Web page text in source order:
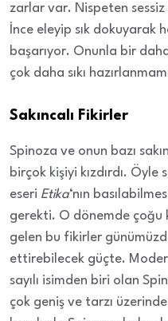
zarlar var. Nispeten sessiz
İnce eleyip sık
başarıyor. Onunla bir
çok daha sıkı
Sakıncalı Fikirler
Spinoza ve onun bazı
birçok kişiyi kızdırdı. Öyle
eseri Etika‘nın
gerekti. O dönemde çoğu
gelen bu fikirler
ettirebilecek güçte.
sayılı isimden biri olan
çok geniş ve tarzı